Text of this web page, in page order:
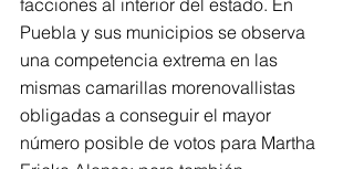
facciones al interior del estado. En
Puebla y sus municipios se observa
una competencia extrema en las
mismas camarillas morenovallistas
obligadas a conseguir el mayor
número posible de votos para Martha